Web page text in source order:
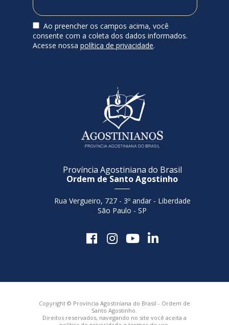
Ao preencher os campos acima, você
consente com a coleta dos dados informados.
Acesse nossa política de privacidade.
Província Agostiniana do Brasil
Ordem de Santo Agostinho
Rua Vergueiro, 727 - 3º andar - Liberdade
São Paulo - SP
Copyright © Província Agostiniana do Brasil - Ordem de
Santo Agostinho.
Direitos reservados, navegando no site você aceita a